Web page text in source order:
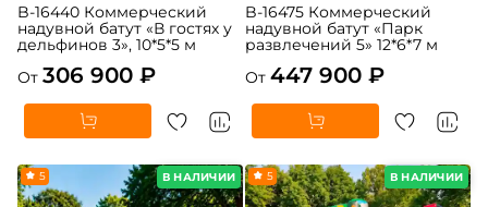
B-16440 Коммерческий
надувной батут «В гостях у
дельфинов 3», 10*5*5 м
От 306 900 ₽
B-16475 Коммерческий
надувной батут «Парк
развлечений 5» 12*6*7 м
От 447 900 ₽
В НАЛИЧИИ
5 В НАЛИЧИИ
5